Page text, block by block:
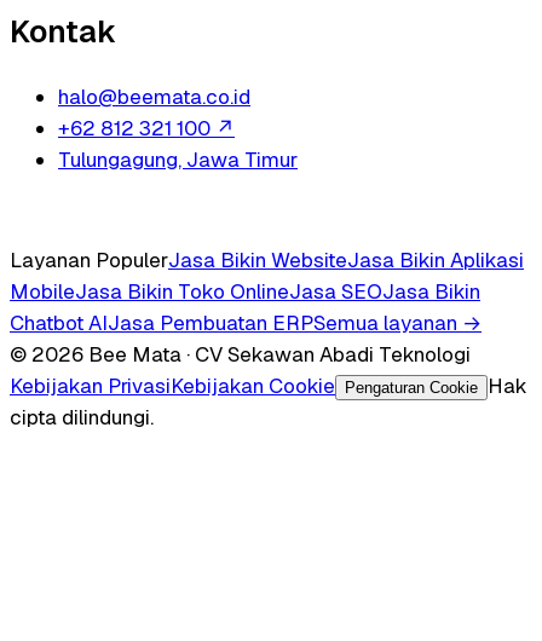
Kontak
halo@beemata.co.id
+62 812 321 100 ↗
Tulungagung, Jawa Timur
Layanan PopulerJasa Bikin WebsiteJasa Bikin Aplikasi
MobileJasa Bikin Toko OnlineJasa SEOJasa Bikin
Chatbot AIJasa Pembuatan ERPSemua layanan →
© 2026 Bee Mata · CV Sekawan Abadi Teknologi
Kebijakan PrivasiKebijakan Cookie Pengaturan Cookie
Hak
cipta dilindungi.